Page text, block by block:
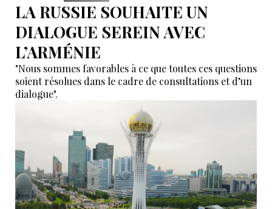
LA RUSSIE SOUHAITE UN
DIALOGUE SEREIN AVEC
L’ARMÉNIE
"Nous sommes favorables à ce que toutes ces questions
soient résolues dans le cadre de consultations et d’un
dialogue".